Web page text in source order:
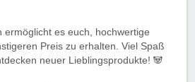
ermöglicht es euch, hochwertige
Preis zu erhalten. Viel Spaß
neuer Lieblingsprodukte! 🐼